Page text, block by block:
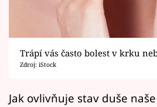
Sledujte prima+
Filmový festival
Trápí vás často bolest v krku
Zdroj: iStock
Jak ovlivňuje stav duše